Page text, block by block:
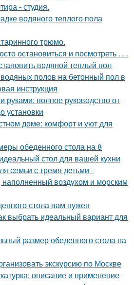
- студия.
водяного теплого пола
трюмо.
остановиться и посмотреть ….
водяной теплый пол
полов на бетонный пол в
инструкция
руками: полное руководство от
установки
доме: комфорт и уют для
обеденного стола на 8
стол для вашей кухни
семьи с тремя детьми -
воздухом и морским
стола вам нужен
выбрать идеальный вариант для
размер обеденного стола на
экскурсию по Москве
описание и применение